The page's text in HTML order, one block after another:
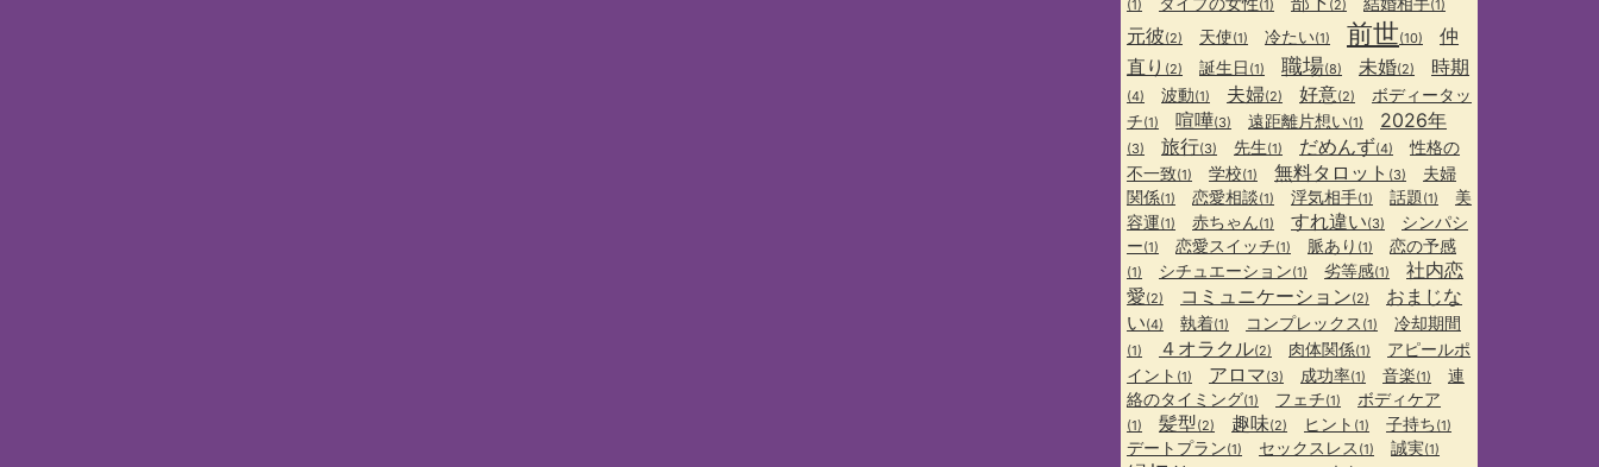
(1) (1) (2) (1)
元彼(2) 天使(1) 冷たい(1) 前世(10)
仲
直り (2) 誕生日 (1) 職場(8) 未婚(2) 時期
(4) 波動(1) 夫婦(2) 好意(2)
ボディータッ
チ(1) 喧嘩(3) 遠距離片想い(1) 2026年
(3) 旅行(3) 先生(1) だめんず(4)
性格の
不一致(1) 学校(1) 無料タロット (3)
夫婦
関係(1) 恋愛相談(1) 浮気相手(1) 話題(1)
美
容運(1) 赤ちゃん(1) すれ違い(3)
シンパシ
ー(1) 恋愛スイッチ(1) 脈あり (1) 恋の予感
(1) シチュエーション(1) 劣等感(1)
社内恋
愛(2) コミュニケーション(2)
おまじな
い(4) 執着(1) コンプレックス (1) 冷却期間
(1) ４オラクル(2) 肉体関係(1)
アピールポ
イント (1) アロマ(3) 成功率(1) 音楽(1)
連
絡のタイミング(1) フェチ(1) ボディケア
(1) 髪型(2) 趣味(2) ヒント (1) 子持ち(1)
デートプラン(1) セックスレス (1) 誠実(1)